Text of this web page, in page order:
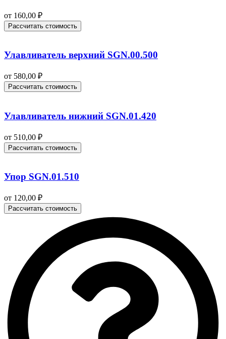
от 160,00 ₽
Рассчитать стоимость
Улавливатель верхний SGN.00.500
от 580,00 ₽
Рассчитать стоимость
Улавливатель нижний SGN.01.420
от 510,00 ₽
Рассчитать стоимость
Упор SGN.01.510
от 120,00 ₽
Рассчитать стоимость